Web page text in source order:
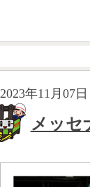
2023年11月07日
メッセ